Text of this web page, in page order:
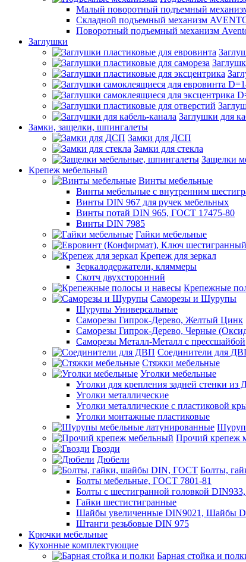
Малый поворотный подъемный
Складной подъемный механизм
Поворотный подъемный механизм
Заглушки
Заглушки для
Замки, защелки, шпингалеты
Замки для ДСП
Замки для стекла
Защелки
Крепеж мебельный
Винты мебельные
Винты мебельные с внутренним
Винты DIN 967 для ручек мебельных
Винты потай DIN 965, ГОСТ 17475-80
Винты DIN 7985
Гайки мебельные
Крепеж для зеркал
Зеркалодержатели, кляммеры
Скотч двухсторонний
Крепежные
Саморезы и Шурупы
Шурупы Универсальные
Саморезы Гипрок-Дерево, Желтый Цинк
Саморезы Гипрок-Дерево, Черные
Саморезы Металл-Металл с прессшайбой
Соединители для
Стяжки мебельные
Уголки мебельные
Уголки для крепления задней стенки из
Уголки металлические
Уголки металлические с пластиковой
Уголки монтажные пластиковые
Прочий крепеж
Гвозди
Дюбели
Болты,
Болты мебельные, ГОСТ 7801-81
Болты с шестигранной головкой
Гайки шестистигранные
Шайбы увеличенные DIN9021, Шайбы
Штанги резьбовые DIN 975
Крючки мебельные
Кухонные комплектующие
Барная стойка и